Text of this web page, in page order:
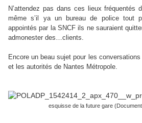
N’attendez pas dans ces lieux fréquentés
même s’il ya un bureau de police tout
appointés par la SNCF ils ne sauraient
admonester des…clients.
Encore un beau sujet pour les
et les autorités de Nantes Métropole.
esquisse de la future gare (Document